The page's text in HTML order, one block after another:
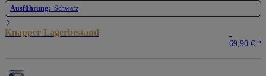
Ausführung: Schwarz
Knapper Lagerbestand
69,90 € *